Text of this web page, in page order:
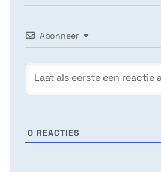
Abonneer
0 REACTIES